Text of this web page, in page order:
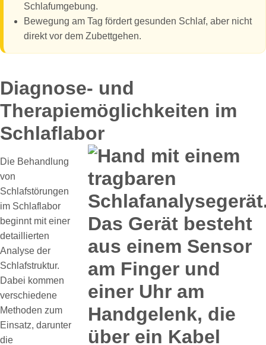
Schlafumgebung.
Bewegung am Tag fördert gesunden Schlaf, aber nicht
direkt vor dem Zubettgehen.
Diagnose- und
Therapiemöglichkeiten im
Schlaflabor
Die Behandlung
von
Schlafstörungen
im Schlaflabor
beginnt mit einer
detaillierten
Analyse der
Schlafstruktur.
Dabei kommen
verschiedene
Methoden zum
Einsatz, darunter
die